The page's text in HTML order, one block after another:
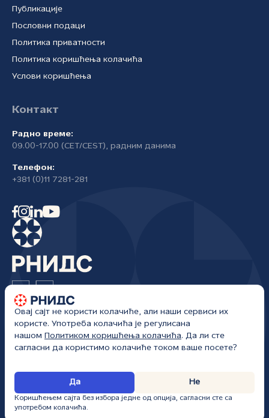
Публикације
Пословни подаци
Политика приватности
Политика коришћења колачића
Услови коришћења
Контакт
Радно време:
09.00-17.00 (CET/CEST), радним данима
Телефон:
+381 (0)11 7281-281
Регистар националног интернет домена Србије
Жоржа Клемансоа 18а/I
Београд, Србија
РНИДС • Сва права задржана • kancelarija@rnids.rs • Сајт ажуриран:
Овај сајт не користи колачиће, али наши сервиси их
користе. Употреба колачића је регулисана
нашом Политиком коришћења колачића. Да ли сте
сагласни да користимо колачиће током ваше посете?
Да Не
Коришћењем сајта без избора једне од опција, сагласни сте са
употребом колачића.